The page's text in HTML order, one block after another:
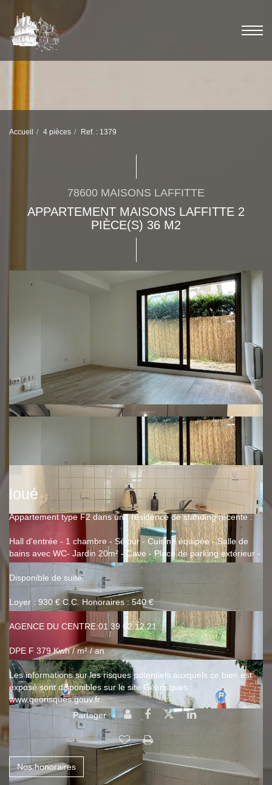
Accueil 4 pièces Ref. : 1379
78600 MAISONS LAFFITTE
APPARTEMENT MAISONS LAFFITTE 2
PIÈCE(S) 36 M2
loué
Appartement type F2 dans une résidence de standing récente :
Hall d'entrée - 1 chambre - Séjour - Cuisine équipée - Salle de
bains avec WC- Jardin 20m² - Cave - Place de parking extérieur -
Disponible de suite.
Loyer : 930 € C.C. Honoraires : 540 €
AGENCE DU CENTRE:01 39 62 12 21
DPE F 379 Kwh / m² / an
Les informations sur les risques potentiels auxquels ce bien est
exposé sont disponibles sur le site Géorisques :
www.georisques.gouv.fr
Partager :
Nos honoraires